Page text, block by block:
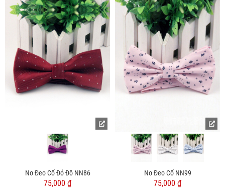
Nơ Đeo Cổ Đỏ Đô NN86
75,000 ₫
Nơ Đeo Cổ NN99
75,000 ₫